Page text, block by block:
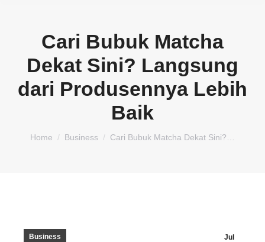
Cari Bubuk Matcha
Dekat Sini? Langsung
dari Produsennya Lebih
Baik
You are here:
Home Business Cari Bubuk Matcha Dekat Sini?…
Jul
Business